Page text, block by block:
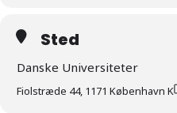
Sted
Danske Universiteter
Fiolstræde 44, 1171 København K